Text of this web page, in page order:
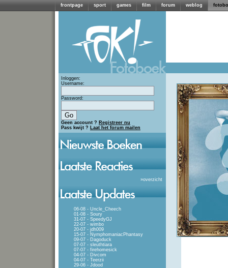
frontpage sport games film forum weblog
Inloggen:
Username:
Password:
Geen account ? Registreer nu
Pass kwijt ? Laat het forum mailen
»overzicht
06-08 - Uncle_Cheech
01-08 - Soury
31-07 - SpeedyGJ
22-07 - wimbo
20-07 - jdh009
15-07 - NymphomaniacPhantasy
09-07 - Dagoduck
07-07 - sleuthtiara
07-07 - firehomesick
04-07 - Divcom
04-07 - Teerzii
29-06 - Jdood